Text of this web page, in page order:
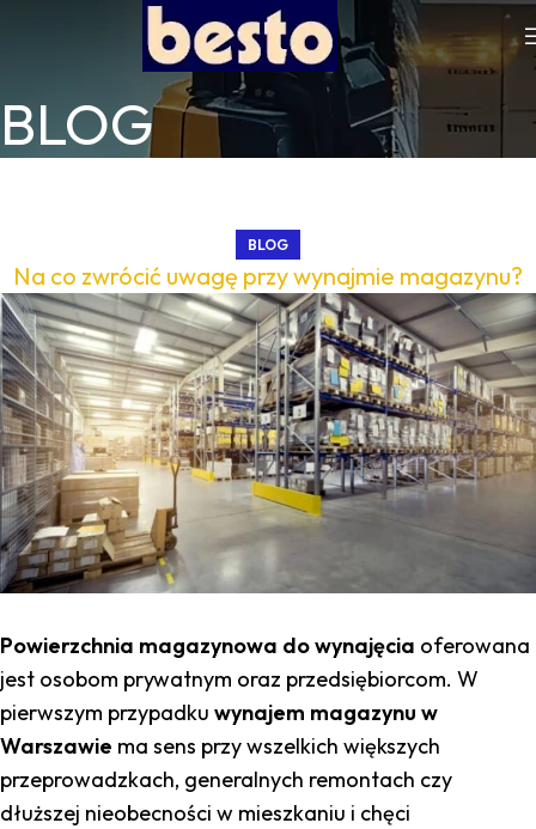
BLOG
BLOG
Na co zwrócić uwagę przy wynajmie magazynu?
Powierzchnia magazynowa do wynajęcia oferowana
jest osobom prywatnym oraz przedsiębiorcom. W
pierwszym przypadku wynajem magazynu w
Warszawie ma sens przy wszelkich większych
przeprowadzkach, generalnych remontach czy
dłuższej nieobecności w mieszkaniu i chęci